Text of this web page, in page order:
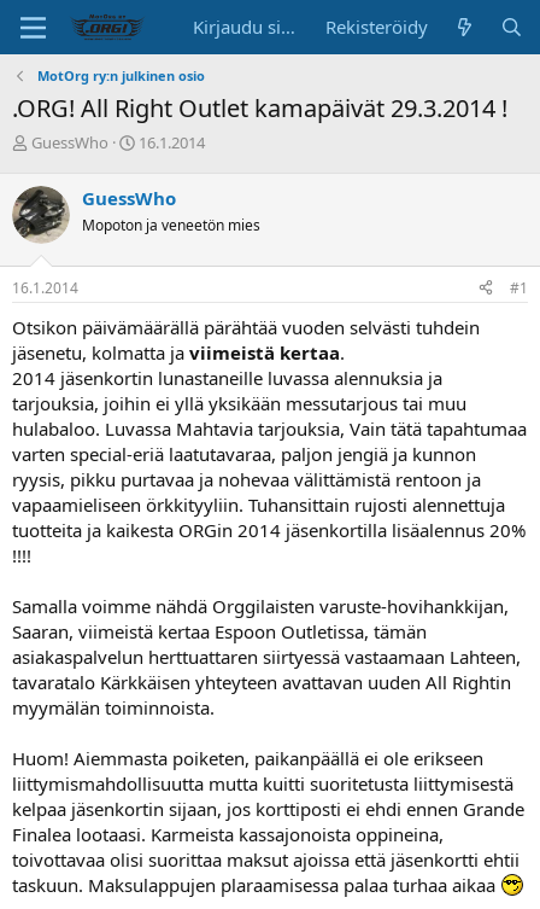
Kirjaudu sisään Rekisteröidy
MotOrg ry:n julkinen osio
.ORG! All Right Outlet kamapäivät 29.3.2014 !
K
s
k
u
s
t
e
u
n
a
l
o
t
t
a
j
GuessWho
A
i
t
s
i
v
ä
16.1.2014
GuessWho
Mopoton ja veneetön mies
16.1.2014 #1
Otsikon päivämäärällä pärähtää vuoden selvästi tuhdein
jäsenetu, kolmatta ja viimeistä kertaa.
2014 jäsenkortin lunastaneille luvassa alennuksia ja
tarjouksia, joihin ei yllä yksikään messutarjous tai muu
hulabaloo. Luvassa Mahtavia tarjouksia, Vain tätä tapahtumaa
varten special-eriä laatutavaraa, paljon jengiä ja kunnon
ryysis, pikku purtavaa ja nohevaa välittämistä rentoon ja
vapaamieliseen örkkityyliin. Tuhansittain rujosti alennettuja
tuotteita ja kaikesta ORGin 2014 jäsenkortilla lisäalennus 20%
!!!!
Samalla voimme nähdä Orggilaisten varuste-hovihankkijan,
Saaran, viimeistä kertaa Espoon Outletissa, tämän
asiakaspalvelun herttuattaren siirtyessä vastaamaan Lahteen,
tavaratalo Kärkkäisen yhteyteen avattavan uuden All Rightin
myymälän toiminnoista.
Huom! Aiemmasta poiketen, paikanpäällä ei ole erikseen
liittymismahdollisuutta mutta kuitti suoritetusta liittymisestä
kelpaa jäsenkortin sijaan, jos korttiposti ei ehdi ennen Grande
Finalea lootaasi. Karmeista kassajonoista oppineina,
toivottavaa olisi suorittaa maksut ajoissa että jäsenkortti ehtii
taskuun. Maksulappujen plaraamisessa palaa turhaa aikaa